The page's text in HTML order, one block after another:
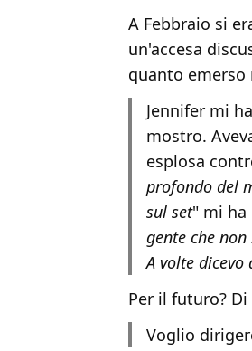
A Febbraio si
un'accesa
quanto emerso
Jennifer mi
mostro.
esplosa
profondo del
sul set" mi ha
gente che
A volte
Per il futuro?
Voglio